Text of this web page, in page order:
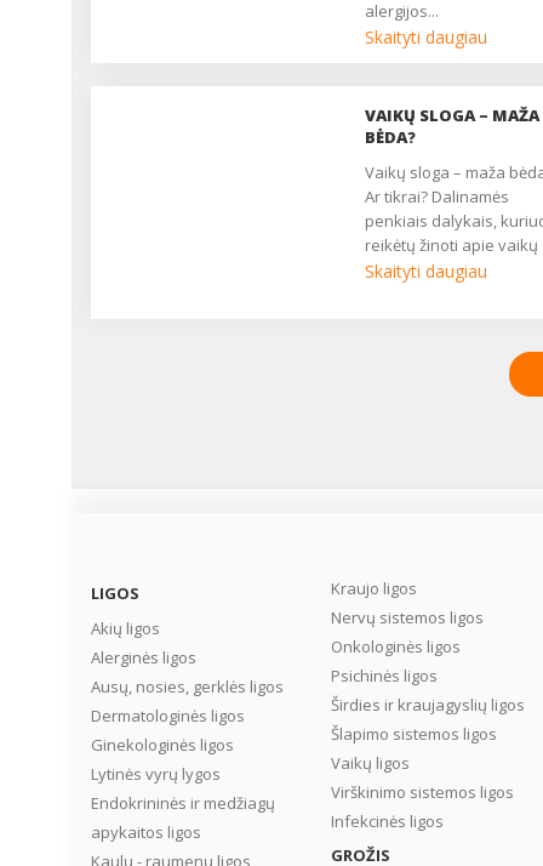
alergijos...
Skaityti daugiau
VAIKŲ SLOGA – MAŽA
BĖDA?
Vaikų sloga – maža bėda?
Ar tikrai? Dalinamės
penkiais dalykais,
reikėtų žinoti apie vaikų
slogą. Galbūt jie padės
pasirodyti iš pirmo
Skaityti daugiau
LIGOS
Akių ligos
Alerginės ligos
Ausų, nosies, gerklės ligos
Dermatologinės ligos
Ginekologinės ligos
Lytinės vyrų lygos
Endokrininės ir medžiagų
apykaitos ligos
Kaulų - raumenų ligos
Kraujo ligos
Nervų sistemos ligos
Onkologinės ligos
Psichinės ligos
Širdies ir kraujagyslių ligos
Šlapimo sistemos ligos
Vaikų ligos
Virškinimo sistemos ligos
Infekcinės ligos
GROŽIS